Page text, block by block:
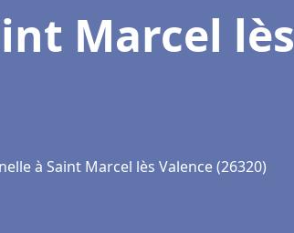
Marcel lès
à Saint Marcel lès Valence (26320)